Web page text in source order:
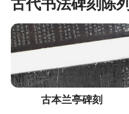
古代书法碑刻陈列
古本兰亭碑刻